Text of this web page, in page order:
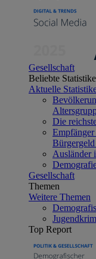
Gesellschaft
Beliebte
Aktuelle
Die
Ausländer
Gesellschaft
Themen
Weitere Themen
Top Report